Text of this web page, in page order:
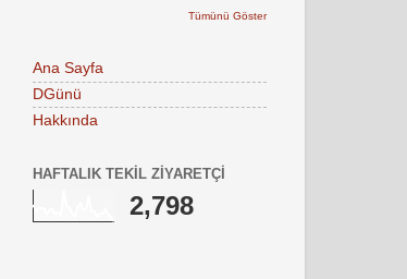
Tümünü Göster
Ana Sayfa
DGünü
Hakkında
HAFTALIK TEKIL ZIYARETÇI
2,798